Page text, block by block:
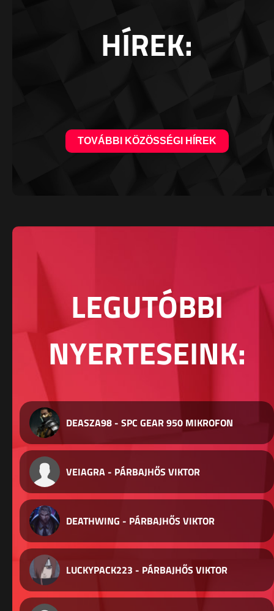
HÍREK:
TOVÁBBI KÖZÖSSÉGI HÍREK
LEGUTÓBBI
NYERTESEINK:
DEASZA98 - SPC GEAR 950 MIKROFON
VEIAGRA - PÁRBAJHŐS VIKTOR
DEATHWING - PÁRBAJHŐS VIKTOR
LUCKYPACK223 - PÁRBAJHŐS VIKTOR